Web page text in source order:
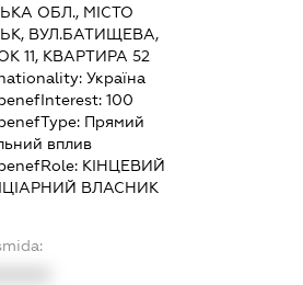
ОБЛ., МІСТО
ВУЛ.БАТИЩЕВА,
11, КВАРТИРА 52
Україна
100
Прямий
вплив
КІНЦЕВИЙ
ВЛАСНИК